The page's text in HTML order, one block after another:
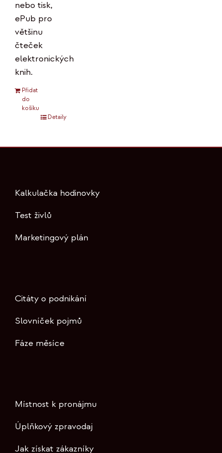
nebo tisk,
ePub pro
většinu
čteček
elektronických
knih.
Přidat
do
košíku
Detaily
Kalkulačka hodinovky
Test živlů
Marketingový plán
Citáty o podnikání
Slovníček pojmů
Fáze měsíce
Místnost k pronájmu
Úplňkový zpravodaj
Jak získat zákazníky